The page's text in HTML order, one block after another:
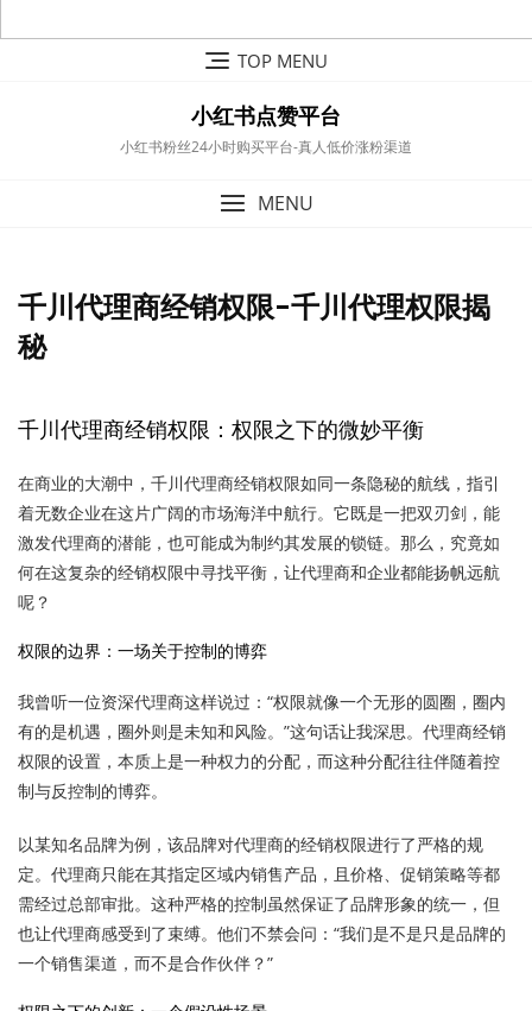
TOP MENU
小红书点赞平台
小红书粉丝24小时购买平台-真人低价涨粉渠道
MENU
千川代理商经销权限-千川代理权限揭
秘
千川代理商经销权限：权限之下的微妙平衡
在商业的大潮中，千川代理商经销权限如同一条隐秘的航线，指引
着无数企业在这片广阔的市场海洋中航行。它既是一把双刃剑，能
激发代理商的潜能，也可能成为制约其发展的锁链。那么，究竟如
何在这复杂的经销权限中寻找平衡，让代理商和企业都能扬帆远航
呢？
权限的边界：一场关于控制的博弈
我曾听一位资深代理商这样说过：“权限就像一个无形的圆圈，圈内
有的是机遇，圈外则是未知和风险。”这句话让我深思。代理商经销
权限的设置，本质上是一种权力的分配，而这种分配往往伴随着控
制与反控制的博弈。
以某知名品牌为例，该品牌对代理商的经销权限进行了严格的规
定。代理商只能在其指定区域内销售产品，且价格、促销策略等都
需经过总部审批。这种严格的控制虽然保证了品牌形象的统一，但
也让代理商感受到了束缚。他们不禁会问：“我们是不是只是品牌的
一个销售渠道，而不是合作伙伴？”